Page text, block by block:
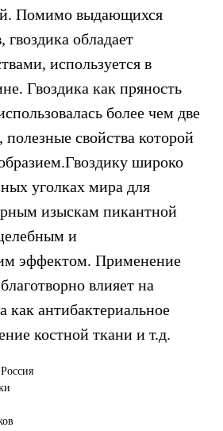
Помимо выдающихся
гвоздика обладает
используется в
Гвоздика как пряность
более чем две
полезные свойства которой
широко
уголках мира для
изыскам пикантной
и
эффектом. Применение
влияет на
как антибактериальное
костной ткани и т.д.